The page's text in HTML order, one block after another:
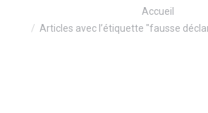
Accueil
Articles avec l’étiquette "fausse